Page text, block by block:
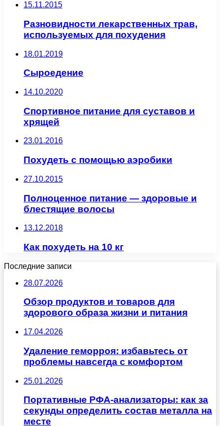
15.11.2015
Разновидности лекарственных трав,
используемых для похудения
18.01.2019
Сыроедение
14.10.2020
Спортивное питание для суставов и
хрящей
23.01.2016
Похудеть с помощью аэробики
27.10.2015
Полноценное питание — здоровые и
блестящие волосы
13.12.2018
Как похудеть на 10 кг
Последние записи
28.07.2026
Обзор продуктов и товаров для
здорового образа жизни и питания
17.04.2026
Удаление геморроя: избавьтесь от
проблемы навсегда с комфортом
25.01.2026
Портативные РФА-анализаторы: как за
секунды определить состав металла на
месте